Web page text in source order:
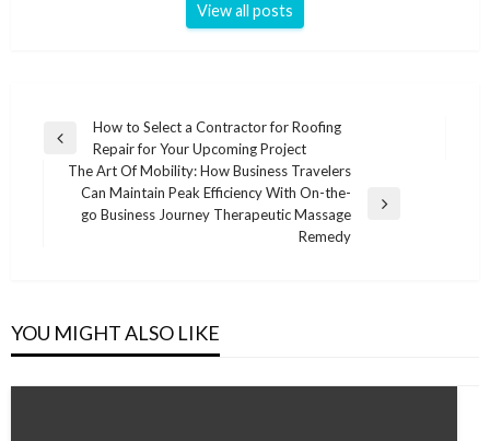
View all posts
Post
navigation
Previous
Post
How to Select a Contractor for Roofing
Repair for Your Upcoming Project
Next
The Art Of Mobility: How Business Travelers
Can Maintain Peak Efficiency With On-the-
go Business Journey Therapeutic Massage
Remedy
YOU MIGHT ALSO LIKE